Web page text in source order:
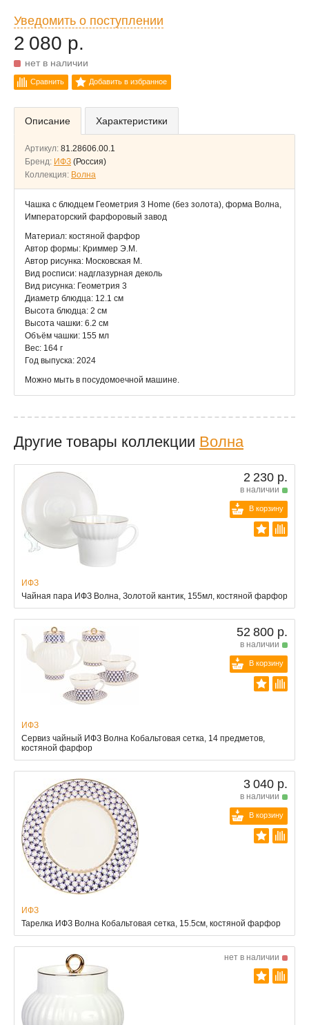
Уведомить о поступлении
2 080 р.
нет в наличии
Сравнить Добавить в избранное
Описание Характеристики
Артикул: 81.28606.00.1
Бренд: ИФЗ (Россия)
Коллекция: Волна
Чашка с блюдцем Геометрия 3 Home (без золота), форма Волна,
Императорский фарфоровый завод
Материал: костяной фарфор
Автор формы: Криммер Э.М.
Автор рисунка: Московская М.
Вид росписи: надглазурная деколь
Вид рисунка: Геометрия 3
Диаметр блюдца: 12.1 см
Высота блюдца: 2 см
Высота чашки: 6.2 см
Объём чашки: 155 мл
Вес: 164 г
Год выпуска: 2024
Можно мыть в посудомоечной машине.
Другие товары коллекции Волна
2 230 р.
в наличии
В корзину
ИФЗ
Чайная пара ИФЗ Волна, Золотой кантик, 155мл, костяной фарфор
52 800 р.
в наличии
В корзину
ИФЗ
Сервиз чайный ИФЗ Волна Кобальтовая сетка, 14 предметов,
костяной фарфор
3 040 р.
в наличии
В корзину
ИФЗ
Тарелка ИФЗ Волна Кобальтовая сетка, 15.5см, костяной фарфор
нет в наличии